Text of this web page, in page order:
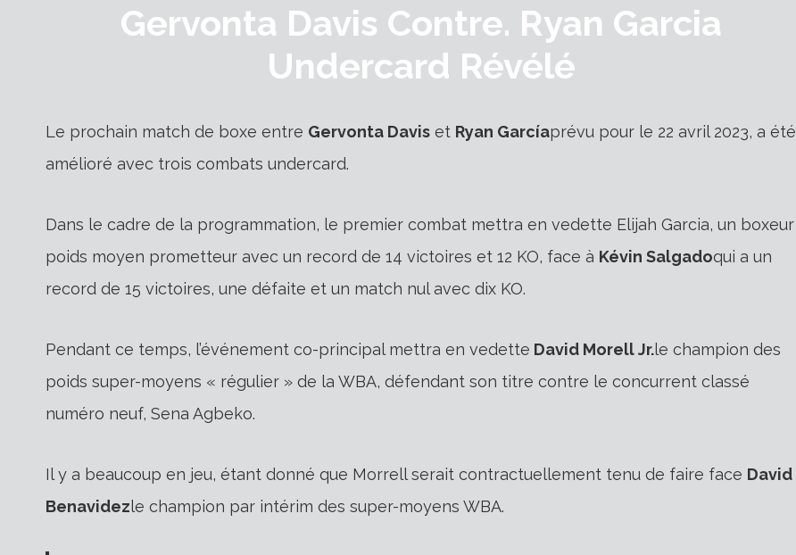
Gervonta Davis Contre. Ryan Garcia
Undercard Révélé
Le prochain match de boxe entre Gervonta Davis et Ryan Garcíaprévu pour le 22 avril 2023, a été
amélioré avec trois combats undercard.
Dans le cadre de la programmation, le premier combat mettra en vedette Elijah Garcia, un boxeur
poids moyen prometteur avec un record de 14 victoires et 12 KO, face à Kévin Salgadoqui a un
record de 15 victoires, une défaite et un match nul avec dix KO.
Pendant ce temps, l’événement co-principal mettra en vedette David Morell Jr.le champion des
poids super-moyens « régulier » de la WBA, défendant son titre contre le concurrent classé
numéro neuf, Sena Agbeko.
Il y a beaucoup en jeu, étant donné que Morrell serait contractuellement tenu de faire face David
Benavidezle champion par intérim des super-moyens WBA.